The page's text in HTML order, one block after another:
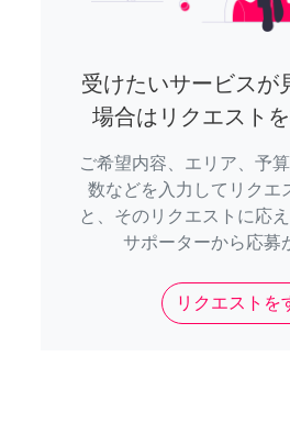
受けたいサービスが
場合はリクエスト
ご希望内容、エリア、予
数などを入力してリクエ
と、そのリクエストに応
サポーターから応募
リクエストを